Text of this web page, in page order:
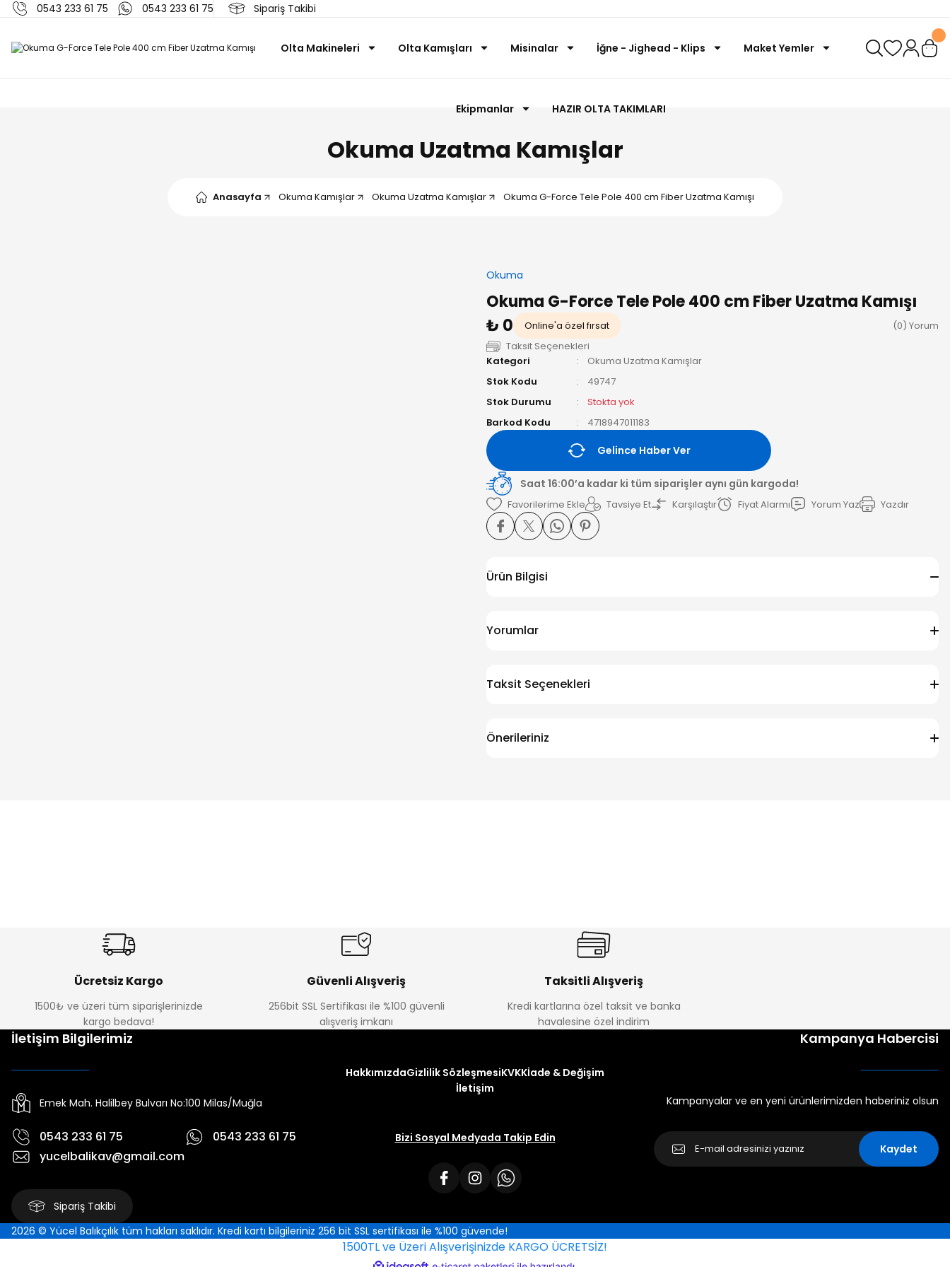
0543 233 61 75 0543 233 61 75 Sipariş Takibi
Olta Makineleri Olta Kamışları Misinalar İğne - Jighead - Klips Maket Yemler
Ekipmanlar HAZIR OLTA TAKIMLARI
Okuma Uzatma Kamışlar
Anasayfa Okuma Kamışlar Okuma Uzatma Kamışlar Okuma G-Force Tele Pole 400 cm Fiber Uzatma Kamışı
Okuma
Okuma G-Force Tele Pole 400 cm Fiber Uzatma Kamışı
₺ 0
Online'a özel fırsat
(0) Yorum
Taksit Seçenekleri
Kategori
Okuma Uzatma Kamışlar
Stok Kodu
49747
Stok Durumu
Stokta yok
Barkod Kodu
4718947011183
Gelince Haber Ver
Saat 16:00’a kadar ki tüm siparişler aynı gün kargoda!
Tavsiye Et Karşılaştır Fiyat Alarmı Yorum Yaz Yazdır
Ürün Bilgisi
Yorumlar
Taksit Seçenekleri
Önerileriniz
Ücretsiz Kargo
1500₺ ve üzeri tüm siparişlerinizde
kargo bedava!
Güvenli Alışveriş
256bit SSL Sertifikası ile %100 güvenli
alışveriş imkanı
Taksitli Alışveriş
Kredi kartlarına özel taksit ve banka
havalesine özel indirim
İletişim Bilgilerimiz
Emek Mah. Halilbey Bulvarı No:100 Milas/Muğla
0543 233 61 75
0543 233 61 75
yucelbalikav@gmail.com
Sipariş Takibi
HakkımızdaGizlilik SözleşmesiKVKKİade & Değişim
İletişim
Bizi Sosyal Medyada Takip Edin
Kampanya Habercisi
Kampanyalar ve en yeni ürünlerimizden haberiniz olsun
Kaydet
2026 © Yücel Balıkçılık tüm hakları saklıdır. Kredi kartı bilgileriniz 256 bit SSL sertifikası ile %100 güvende!
1500TL ve Üzeri Alışverişinizde KARGO ÜCRETSİZ!